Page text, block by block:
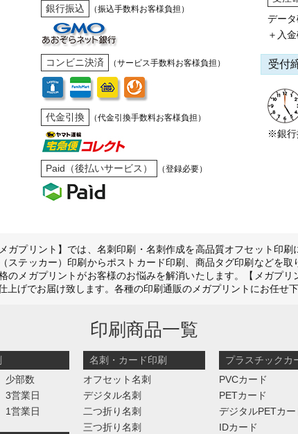
銀行振込 （振込手数料お客様負担）
コンビニ決済 （サービス手数料お客様負担）
代金引換 （代金引換手数料お客様負担）
Paid（後払いサービス） （登録必要）
データ
＋入
受付
※銀行
ガプリント】では、名刺印刷・名刺作成を高品質オフセット印刷
ステッカー）印刷からポストカード印刷、商品タグ印刷などを
のメガプリントがお客様のお悩みを解消いたします。【メガプ
上げでお届け致します。各種の印刷通販のメガプリントにお任せ下
印刷商品一覧
少部数
営業日
営業日
名刺・カード印刷
オフセット名刺
デジタル名刺
二つ折り名刺
三つ折り名刺
プラスチックカ
PVCカード
PETカード
デジタルPETカー
IDカード